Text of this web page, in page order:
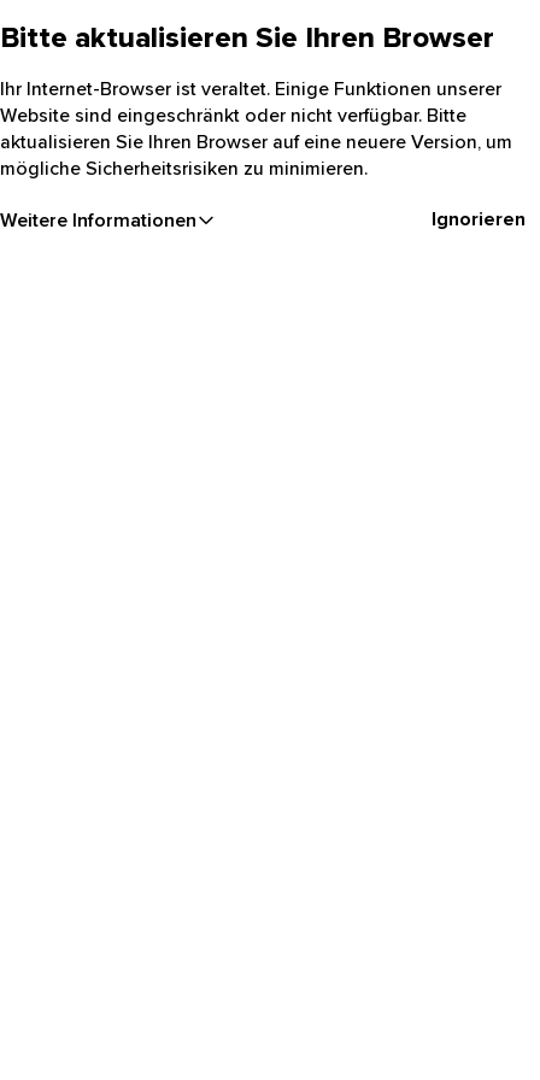
Bitte aktualisieren Sie Ihren Browser
Ihr Internet-Browser ist veraltet. Einige Funktionen unserer
Website sind eingeschränkt oder nicht verfügbar. Bitte
aktualisieren Sie Ihren Browser auf eine neuere Version, um
mögliche Sicherheitsrisiken zu minimieren.
Weitere Informationen Ignorieren